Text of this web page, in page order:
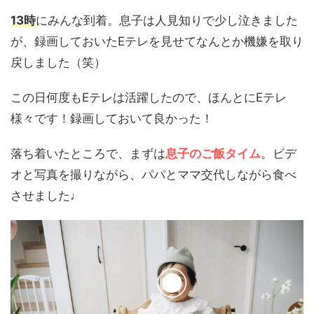
13時にみんな到着。息子は人見知りで少し泣きました
が、録画しておいたEテレを見せてなんとか機嫌を取り
戻しました（笑）
この日何度もEテレは活躍したので、ほんとにEテレ
様々です！録画しておいて良かった！
落ち着いたところで、まずは息子のご飯タイム。ビデ
オと写真を撮りながら、パパとママ交代しながら食べ
させました♩